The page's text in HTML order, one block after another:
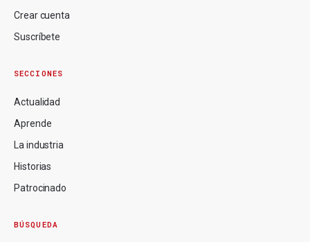
Crear cuenta
Suscríbete
SECCIONES
Actualidad
Aprende
La industria
Historias
Patrocinado
BÚSQUEDA